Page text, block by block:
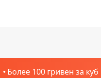
Более 100 гривен за